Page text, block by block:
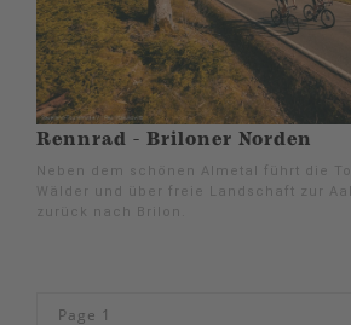
Rennrad - Briloner Norden
Neben dem schönen Almetal führt die
Wälder und über freie Landschaft zur
zurück nach Brilon.